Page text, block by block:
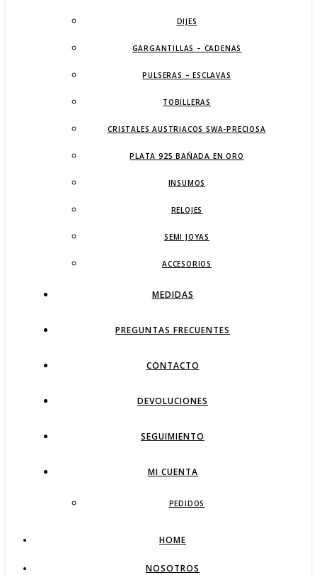
DIJES
GARGANTILLAS – CADENAS
PULSERAS – ESCLAVAS
TOBILLERAS
CRISTALES AUSTRIACOS SWA-PRECIOSA
PLATA 925 BAÑADA EN ORO
INSUMOS
RELOJES
SEMI JOYAS
ACCESORIOS
MEDIDAS
PREGUNTAS FRECUENTES
CONTACTO
DEVOLUCIONES
SEGUIMIENTO
MI CUENTA
PEDIDOS
HOME
NOSOTROS